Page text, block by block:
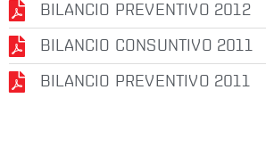
BILANCIO PREVENTIVO 2012
BILANCIO CONSUNTIVO 2011
BILANCIO PREVENTIVO 2011